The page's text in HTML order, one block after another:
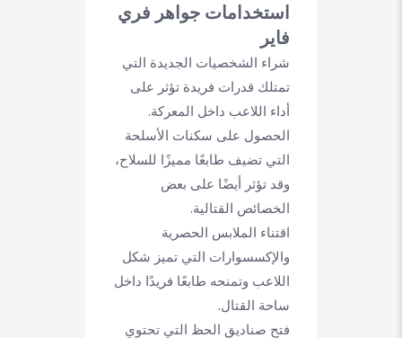
استخدامات جواهر فري
فاير
شراء الشخصيات الجديدة التي
تمتلك قدرات فريدة تؤثر على
أداء اللاعب داخل المعركة.
الحصول على سكنات الأسلحة
التي تضيف طابعًا مميزًا للسلاح،
وقد تؤثر أيضًا على بعض
الخصائص القتالية.
اقتناء الملابس الحصرية
والإكسسوارات التي تميز شكل
اللاعب وتمنحه طابعًا فريدًا داخل
ساحة القتال.
فتح صناديق الحظ التي تحتوي